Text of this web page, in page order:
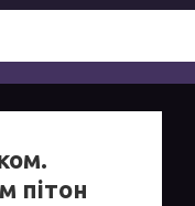
пітон